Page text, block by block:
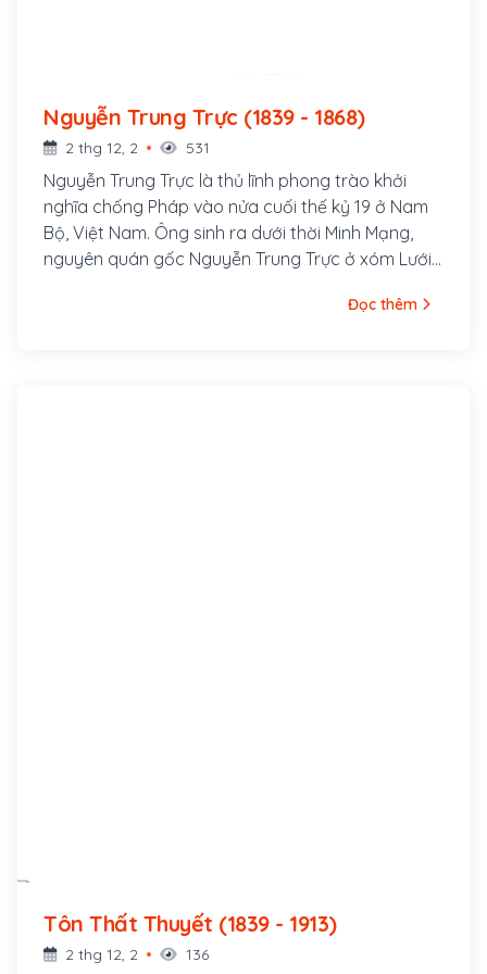
Nguyễn Trung Trực (1839 - 1868)
2 thg 12, 2 531
Nguyễn Trung Trực là thủ lĩnh phong trào khởi
nghĩa chống Pháp vào nửa cuối thế kỷ 19 ở Nam
Bộ, Việt Nam. Ông sinh ra dưới thời Minh Mạng,
nguyên quán gốc Nguyễn Trung Trực ở xóm Lưới,
Bình Định (ngày nay là thôn Vĩnh Hội, xã Cát Hải,
Đọc thêm
Tôn Thất Thuyết (1839 - 1913)
2 thg 12, 2 136